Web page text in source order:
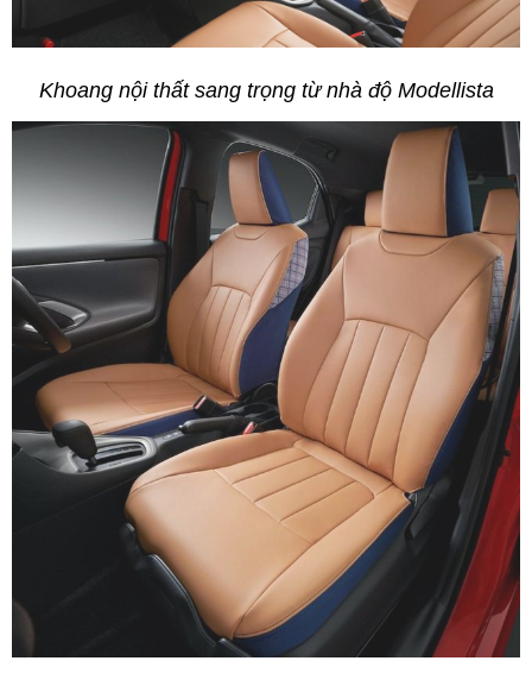
Khoang nội thất sang trọng từ nhà độ Modellista